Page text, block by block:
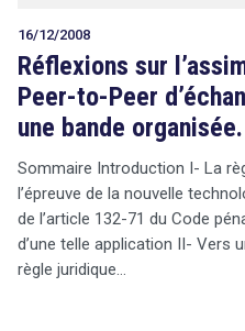
16/12/2008
Réflexions sur
Peer-to-Peer
une bande organisée.
Sommaire Introduction I- La
l’épreuve de la nouvelle
de l’article 132-71 du Code
d’une telle application II- Vers
règle juridique…